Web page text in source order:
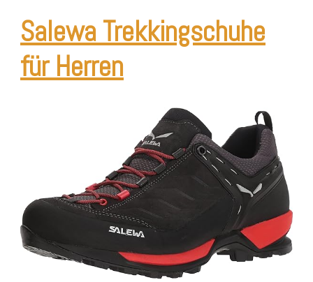
Salewa Trekkingschuhe
für Herren